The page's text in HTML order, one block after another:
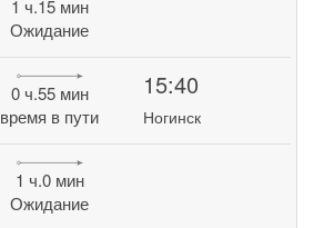
1 ч.15 мин
Ожидание
0 ч.55 мин
время в пути
15:40
Ногинск
1 ч.0 мин
Ожидание